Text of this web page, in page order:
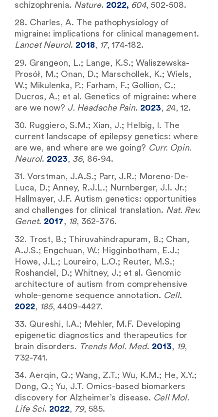
schizophrenia. Nature. 2022, 604, 502-508.
28. Charles, A. The pathophysiology of
migraine: implications for clinical management.
Lancet Neurol. 2018, 17, 174-182.
29. Grangeon, L.; Lange, K.S.; Waliszewska-
Prosół, M.; Onan, D.; Marschollek, K.; Wiels,
W.; Mikulenka, P.; Farham, F.; Gollion, C.;
Ducros, A.; et al. Genetics of migraine: where
are we now? J. Headache Pain. 2023, 24, 12.
30. Ruggiero, S.M.; Xian, J.; Helbig, I. The
current landscape of epilepsy genetics: where
are we, and where are we going? Curr. Opin.
Neurol. 2023, 36, 86-94.
31. Vorstman, J.A.S.; Parr, J.R.; Moreno-De-
Luca, D.; Anney, R.J.L.; Nurnberger, J.I. Jr.;
Hallmayer, J.F. Autism genetics: opportunities
and challenges for clinical translation. Nat. Rev.
Genet. 2017, 18, 362-376.
32. Trost, B.; Thiruvahindrapuram, B.; Chan,
A.J.S.; Engchuan, W.; Higginbotham, E.J.;
Howe, J.L.; Loureiro, L.O.; Reuter, M.S.;
Roshandel, D.; Whitney, J.; et al. Genomic
architecture of autism from comprehensive
whole-genome sequence annotation. Cell.
2022, 185, 4409-4427.
33. Qureshi, I.A.; Mehler, M.F. Developing
epigenetic diagnostics and therapeutics for
brain disorders. Trends Mol. Med. 2013, 19,
732-741.
34. Aerqin, Q.; Wang, Z.T.; Wu, K.M.; He, X.Y.;
Dong, Q.; Yu, J.T. Omics-based biomarkers
discovery for Alzheimer’s disease. Cell Mol.
Life Sci. 2022, 79, 585.